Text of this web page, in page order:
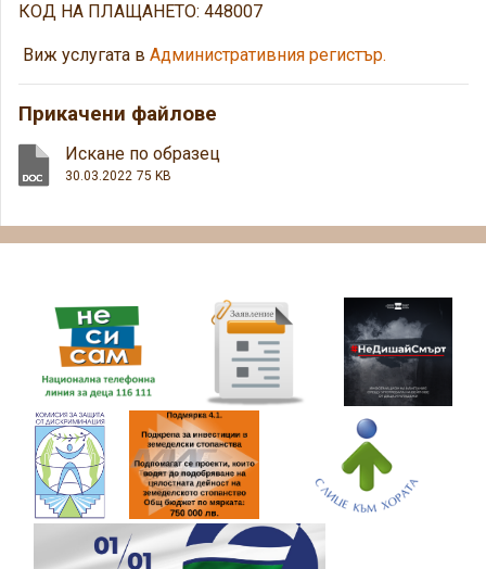
КОД НА ПЛАЩАНЕТО: 448007
Виж услугата в Административния регистър.
Прикачени файлове
Искане по образец
30.03.2022 75 KB